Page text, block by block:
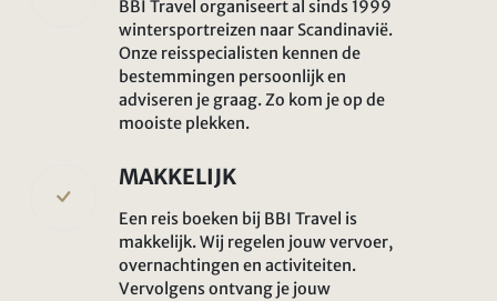
BBI Travel organiseert al sinds 1999
wintersportreizen naar Scandinavië.
Onze reisspecialisten kennen de
bestemmingen persoonlijk en
adviseren je graag. Zo kom je op de
mooiste plekken.
MAKKELIJK
Een reis boeken bij BBI Travel is
makkelijk. Wij regelen jouw vervoer,
overnachtingen en activiteiten.
Vervolgens ontvang je jouw